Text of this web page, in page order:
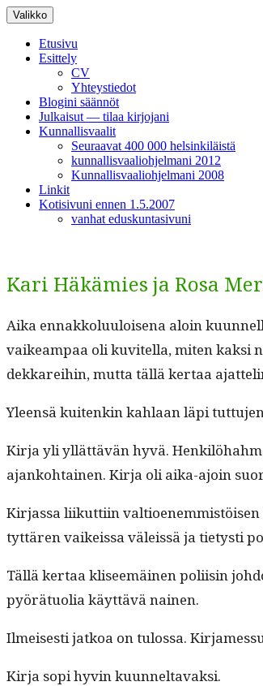
Siirry
sisältöön
Valikko
Etusivu
Esittely
CV
Yhteystiedot
Blogini säännöt
Julkaisut — tilaa kirjojani
Kunnallisvaalit
Seuraavat 400 000 helsinkiläistä
kunnallisvaaliohjelmani 2012
Kunnallisvaaliohjelmani 2008
Linkit
Kotisivuni ennen 1.5.2007
vanhat eduskuntasivuni
Kari Häkämies ja Rosa
Aika ennakkolu­u­loise­na aloin
vaikeam­paa oli kuvitel­la, miten kak­si
dekkarei­hin, mut­ta täl­lä ker­taa
Yleen­sä kuitenkin kahlaan läpi
Kir­ja yli yllät­tävän hyvä.
ajanko­htainen. Kir­ja oli aika-ajoin
Kir­jas­sa liikut­ti­in
tyt­tären vaikeis­sa väleis­sä ja tietysti
Täl­lä ker­taa kliseemäi­nen poli­isin
pyörä­tuo­lia käyt­tävä nainen.
Ilmeis­es­ti jatkoa on tulos­sa.
Kir­ja sopi hyvin kuunneltavaksi.